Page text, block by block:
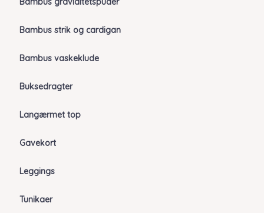
Bambus strik og cardigan
Bambus vaskeklude
Buksedragter
Langærmet top
Gavekort
Leggings
Tunikaer